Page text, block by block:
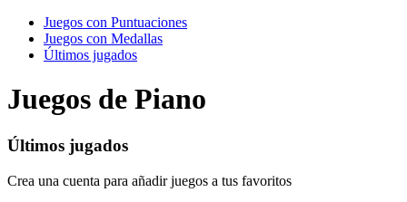
Juegos con Puntuaciones
Juegos con Medallas
Últimos jugados
Juegos de Piano
Últimos jugados
Crea una cuenta para añadir juegos a tus favoritos